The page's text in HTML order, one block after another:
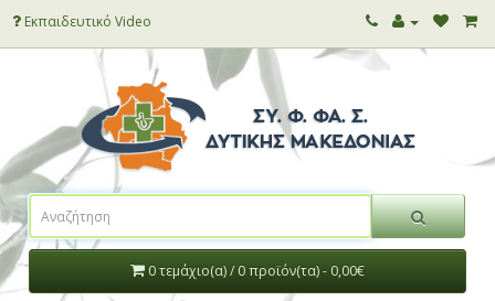
Εκπαιδευτικό Video
0 τεμάχιο(α) / 0 προϊόν(τα) - 0,00€